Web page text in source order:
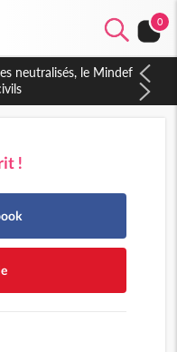
0
neutralisés, le Mindef
!